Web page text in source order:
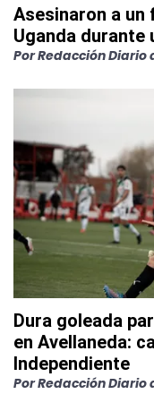
Asesinaron a
Uganda durante
PorRedacción Diario
Dura goleada
en Avellaneda:
Independiente
PorRedacción Diario